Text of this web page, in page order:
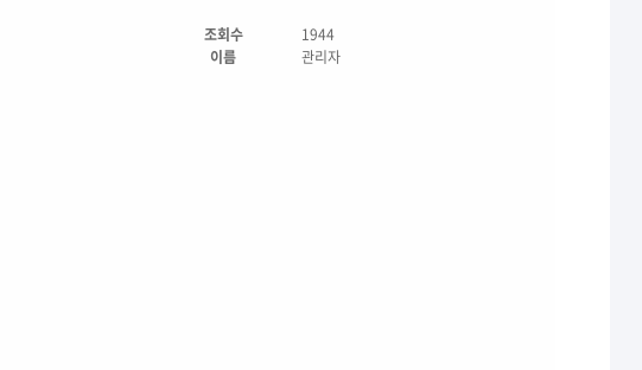
조회수
1944
이름
관리자